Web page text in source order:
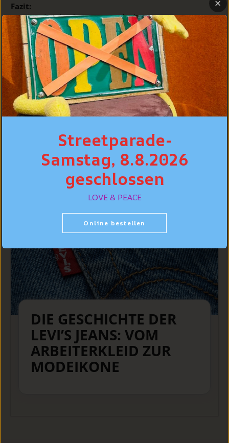
Fazit:
Jeans sind mehr als nur ein modisches Statement – sie
sind ein Ausdruck von Individualität und Stil. Egal, ob Sie
einen klassischen Look oder etwas Modernes bevorzugen,
Jeans bieten unzählige Möglichkeiten, Ihren persönlichen
Stil zu unterstreichen. Besuchen Sie unseren Shop und
finden Sie Ihre perfekte Jeans, die sowohl zu Ihrem Alltag
als auch zu besonderen Anlässen passt.
WEITERE RATGEBER
DIE GESCHICHTE DER
LEVI’S JEANS: VOM
ARBEITERKLEID ZUR
MODEIKONE
Streetparade-
Samstag, 8.8.2026
geschlossen
LOVE & PEACE
Online bestellen